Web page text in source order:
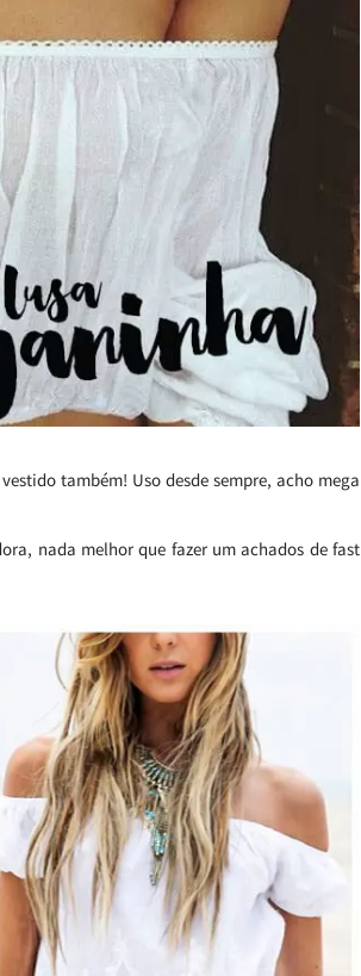
também! Uso desde sempre, acho mega
nada melhor que fazer um achados de fast